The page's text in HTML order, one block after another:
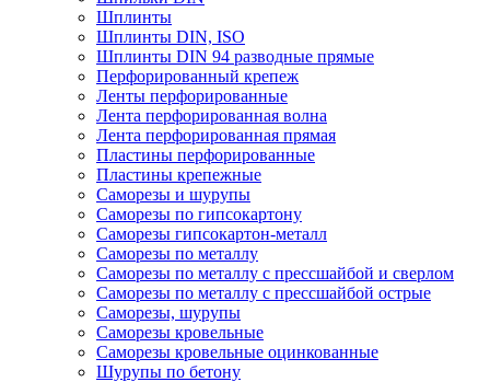
Шплинты
Шплинты DIN, ISO
Шплинты DIN 94 разводные прямые
Перфорированный крепеж
Ленты перфорированные
Лента перфорированная волна
Лента перфорированная прямая
Пластины перфорированные
Пластины крепежные
Саморезы и шурупы
Саморезы по гипсокартону
Саморезы гипсокартон-металл
Саморезы по металлу
Саморезы по металлу с прессшайбой и сверлом
Саморезы по металлу с прессшайбой острые
Саморезы, шурупы
Саморезы кровельные
Саморезы кровельные оцинкованные
Шурупы по бетону